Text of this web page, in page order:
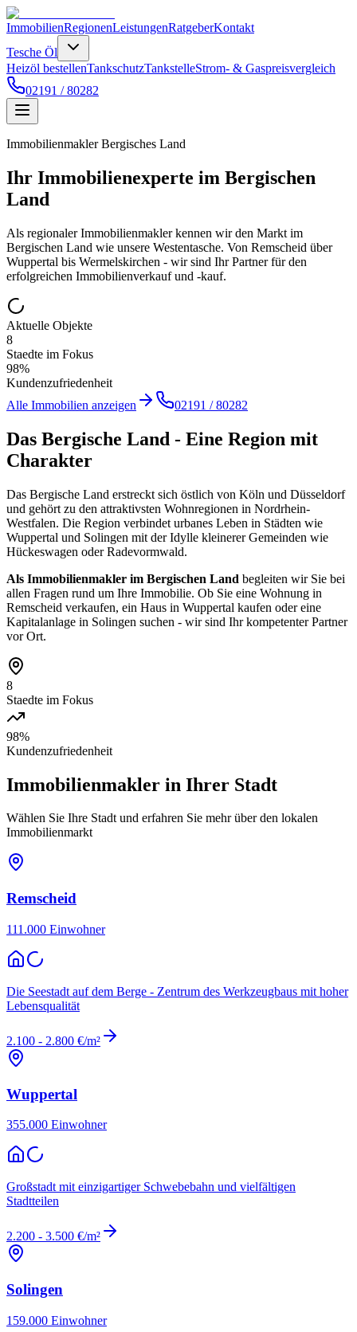
ImmobilienRegionenLeistungenRatgeberKontakt
Tesche Öl
Heizöl bestellenTankschutzTankstelleStrom- & Gaspreisvergleich
02191 / 80282
Immobilienmakler Bergisches Land
Ihr Immobilienexperte im Bergischen
Land
Als regionaler Immobilienmakler kennen wir den Markt im
Bergischen Land wie unsere Westentasche. Von Remscheid über
Wuppertal bis Wermelskirchen - wir sind Ihr Partner für den
erfolgreichen Immobilienverkauf und -kauf.
Aktuelle Objekte
8
Staedte im Fokus
98%
Kundenzufriedenheit
Alle Immobilien anzeigen
02191 / 80282
Das Bergische Land - Eine Region mit
Charakter
Das Bergische Land erstreckt sich östlich von Köln und Düsseldorf
und gehört zu den attraktivsten Wohnregionen in Nordrhein-
Westfalen. Die Region verbindet urbanes Leben in Städten wie
Wuppertal und Solingen mit der Idylle kleinerer Gemeinden wie
Hückeswagen oder Radevormwald.
Als Immobilienmakler im Bergischen Land begleiten wir Sie bei
allen Fragen rund um Ihre Immobilie. Ob Sie eine Wohnung in
Remscheid verkaufen, ein Haus in Wuppertal kaufen oder eine
Kapitalanlage in Solingen suchen - wir sind Ihr kompetenter Partner
vor Ort.
8
Staedte im Fokus
98%
Kundenzufriedenheit
Immobilienmakler in Ihrer Stadt
Wählen Sie Ihre Stadt und erfahren Sie mehr über den lokalen
Immobilienmarkt
Remscheid
111.000 Einwohner
Die Seestadt auf dem Berge - Zentrum des Werkzeugbaus mit hoher
Lebensqualität
2.100 - 2.800 €/m²
Wuppertal
355.000 Einwohner
Großstadt mit einzigartiger Schwebebahn und vielfältigen
Stadtteilen
2.200 - 3.500 €/m²
Solingen
159.000 Einwohner